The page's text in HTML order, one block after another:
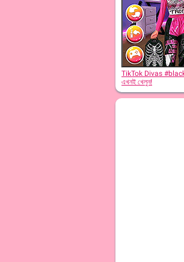
TikTok Divas
এখনই খেলুন!